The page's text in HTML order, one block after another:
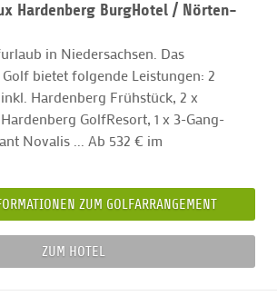
Hardenberg BurgHotel / Nörten-
in Niedersachsen. Das
bietet folgende Leistungen: 2
Hardenberg Frühstück, 2 x
GolfResort, 1 x 3-Gang-
Novalis ... Ab 532 € im
ZUM GOLFARRANGEMENT
ZUM HOTEL